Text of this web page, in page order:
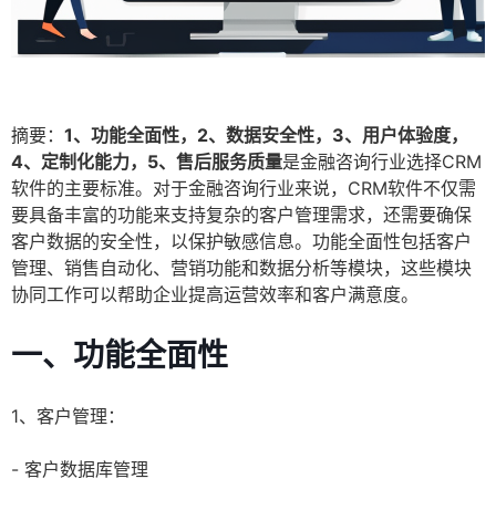
摘要： 1、功能全面性，2、数据安全性，3、用户体验度，
4、定制化能力，5、售后服务质量是金融咨询行业选择CRM
软件的主要标准。对于金融咨询行业来说，CRM软件不仅需
要具备丰富的功能来支持复杂的客户管理需求，还需要确保
客户数据的安全性，以保护敏感信息。功能全面性包括客户
管理、销售自动化、营销功能和数据分析等模块，这些模块
协同工作可以帮助企业提高运营效率和客户满意度。
一、功能全面性
1、客户管理：
- 客户数据库管理